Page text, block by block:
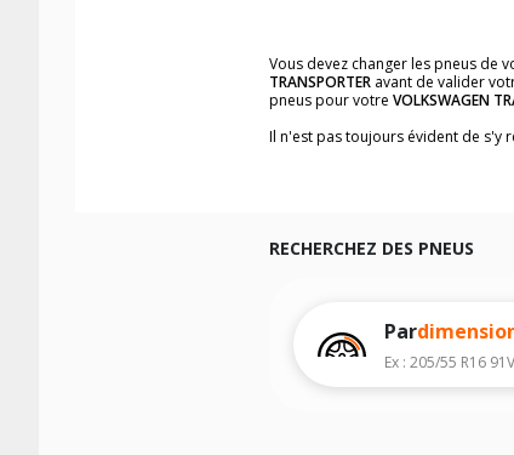
Vous devez changer les pneus de
TRANSPORTER avant de valider
pneus pour votre VOLKSWAGEN
Il n'est pas toujours évident de s'y
Vous ne savez pas comment
véhicule, sans oublier les indices
RECHERCHEZ DES PNEUS
Par
Ex : 205/55 R16 91V